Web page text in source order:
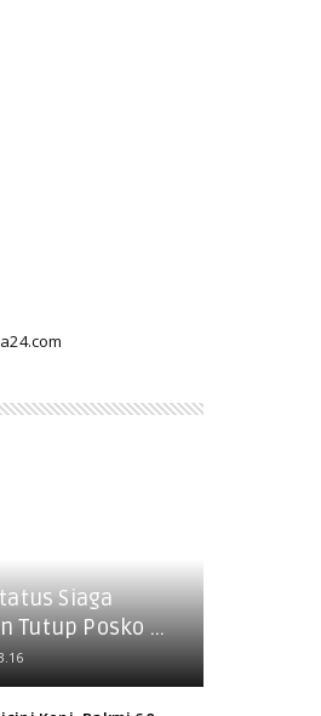
Siaga
Tutup Posko ...